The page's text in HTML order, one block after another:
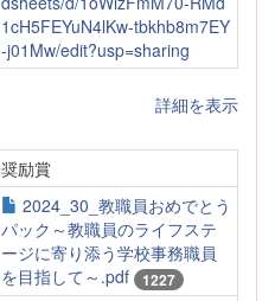
1cH5FEYuN4lKw-tbkhb8m7EY
-j01Mw/edit?usp=sharing
詳細を表示
奨励賞
2024_30_教職員おめでとう
パック～教職員のライフステ
ージに寄り添う学校事務職員
を目指して～.pdf
1227